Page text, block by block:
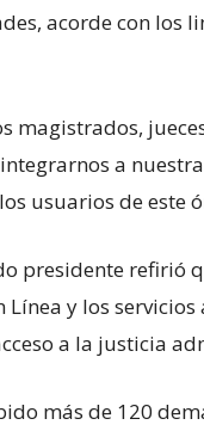
acorde con los
magistrados,
a
usuarios de este
presidente refirió
y los
a la justicia
más de 120